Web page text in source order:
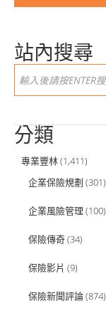
站內搜尋
分類
專業豐林(1,411)
企業保險規劃 (301)
企業風險管理 (100)
保險傳奇(34)
保險影片 (9)
保險新聞評論(874)